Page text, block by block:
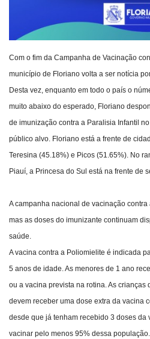
Com o fim da Campanha de Vacinação
município de Floriano volta a ser notícia
Desta vez, enquanto em todo o país o
muito abaixo do esperado, Floriano
de imunização contra a Paralisia Infantil
público alvo. Floriano está a frente de
Teresina (45.18%) e Picos (51.65%). No
Piauí, a Princesa do Sul está na frente de
A campanha nacional de vacinação
mas as doses do imunizante continuam
saúde.
A vacina contra a Poliomielite é indicada
5 anos de idade. As menores de 1 ano
ou a vacina prevista na rotina. As crianças
devem receber uma dose extra da vacina
desde que já tenham recebido 3 doses da
vacinar pelo menos 95% dessa população.